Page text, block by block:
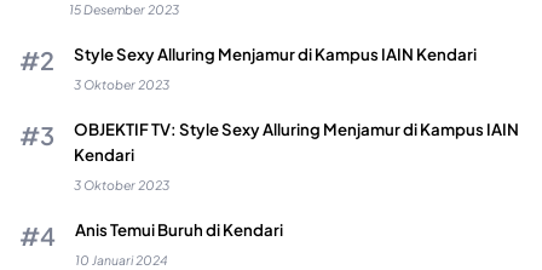
15 Desember 2023
Style Sexy Alluring Menjamur di Kampus IAIN Kendari
3 Oktober 2023
OBJEKTIF TV: Style Sexy Alluring Menjamur di Kampus IAIN
Kendari
3 Oktober 2023
Anis Temui Buruh di Kendari
10 Januari 2024